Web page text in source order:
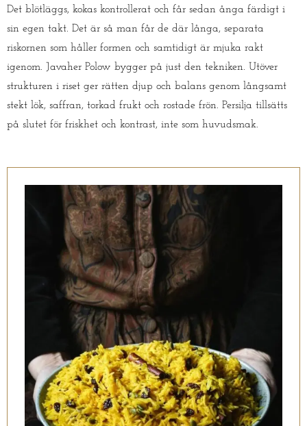
Det blötläggs, kokas kontrollerat och får sedan ånga färdigt i
sin egen takt. Det är så man får de där långa, separata
riskornen som håller formen och samtidigt är mjuka rakt
igenom. Javaher Polow bygger på just den tekniken. Utöver
strukturen i riset ger rätten djup och balans genom långsamt
stekt lök, saffran, torkad frukt och rostade frön. Persilja tillsätts
på slutet för friskhet och kontrast, inte som huvudsmak.